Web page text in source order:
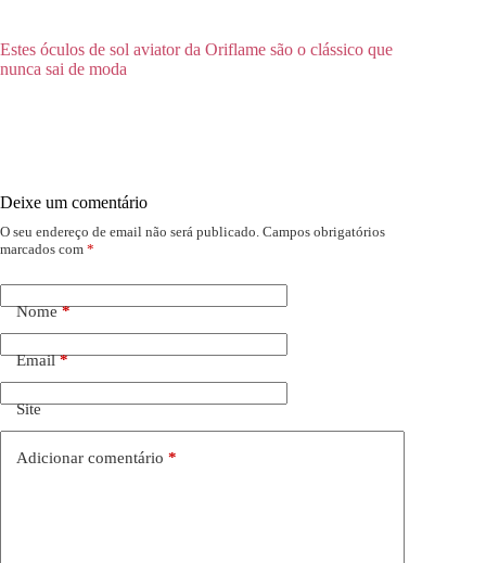
Estes óculos de sol aviator da Oriflame são o clássico que
nunca sai de moda
Deixe um comentário
O seu endereço de email não será publicado. Campos obrigatórios
marcados com *
Nome*
Email*
Site
Adicionar comentário *